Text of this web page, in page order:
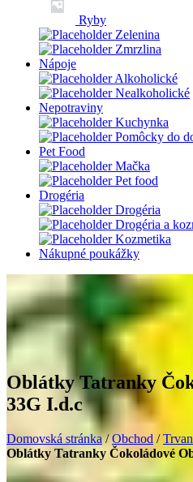
Ryby
Zelenina
Zmrzlina
Nápoje
Alkoholické
Nealkoholické
Nepotraviny
Kuchynka
Pomôcky do
Pet Food
Mačka
Pet food
Drogéria
Drogéria
Drogéria a
Kozmetika
Nákupné poukážky
Oblátky Tatranky
33G I.d.c
Domovská stránka/Obchod /
Oblátky Tatranky Čokoládové